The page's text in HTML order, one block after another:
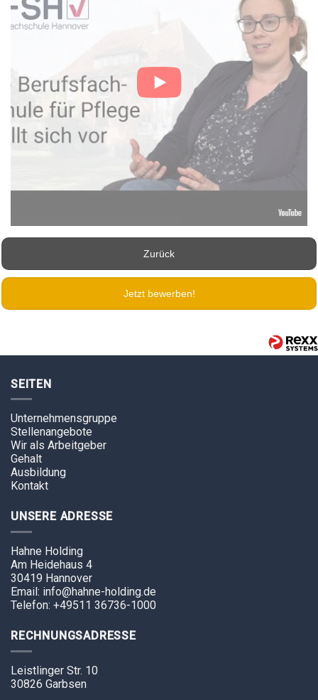
Zurück
Jetzt bewerben!
SEITEN
Unternehmensgruppe
Stellenangebote
Wir als Arbeitgeber
Gehalt
Ausbildung
Kontakt
UNSERE ADRESSE
Hahne Holding
Am Heidehaus 4
30419 Hannover
Email: info@hahne-holding.de
Telefon: +49511 36736-1000
RECHNUNGSADRESSE
Leistlinger Str. 10
30826 Garbsen